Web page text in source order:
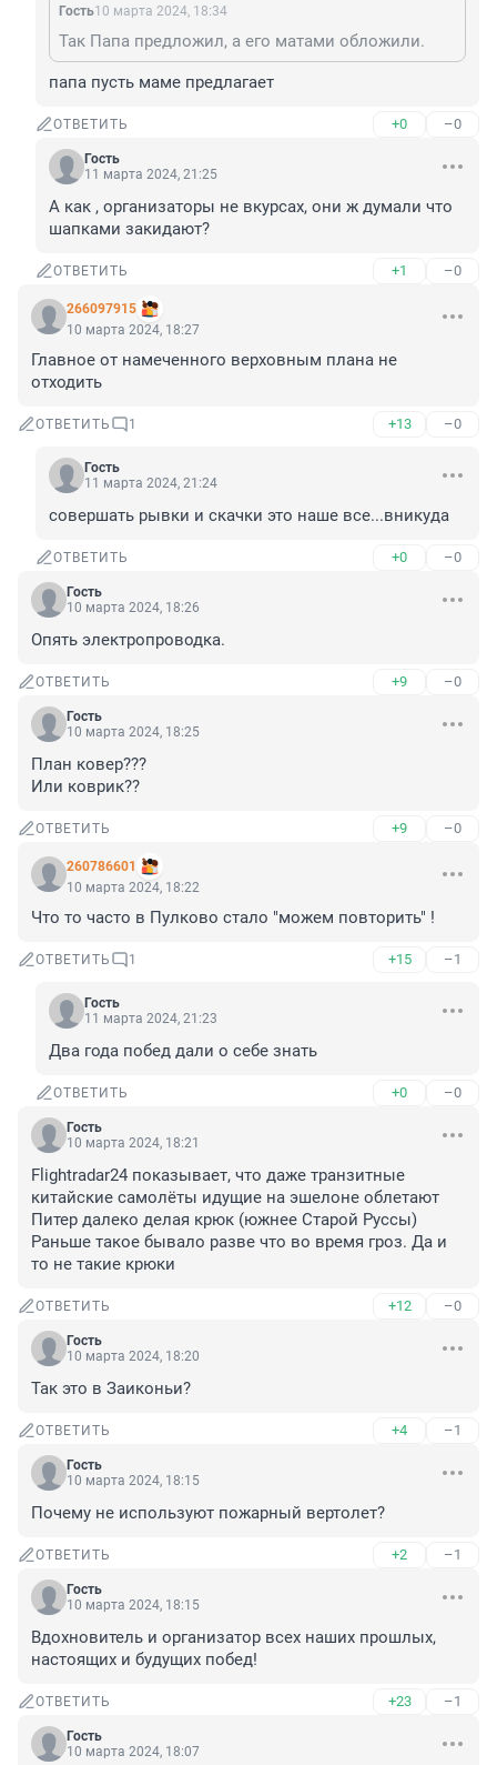
Гость10 марта 2024, 18:34
Так Папа предложил, а его матами обложили.
папа пусть маме предлагает
ОТВЕТИТЬ +0 –0
Гость
11 марта 2024, 21:25
А как , организаторы не вкурсах, они ж думали что
шапками закидают?
ОТВЕТИТЬ +1 –0
266097915
10 марта 2024, 18:27
Главное от намеченного верховным плана не
отходить
ОТВЕТИТЬ 1 +13 –0
Гость
11 марта 2024, 21:24
совершать рывки и скачки это наше все...вникуда
ОТВЕТИТЬ +0 –0
Гость
10 марта 2024, 18:26
Опять электропроводка.
ОТВЕТИТЬ +9 –0
Гость
10 марта 2024, 18:25
План ковер???
Или коврик??
ОТВЕТИТЬ +9 –0
260786601
10 марта 2024, 18:22
Что то часто в Пулково стало "можем повторить" !
ОТВЕТИТЬ 1 +15 –1
Гость
11 марта 2024, 21:23
Два года побед дали о себе знать
ОТВЕТИТЬ +0 –0
Гость
10 марта 2024, 18:21
Flightradar24 показывает, что даже транзитные
китайские самолёты идущие на эшелоне облетают
Питер далеко делая крюк (южнее Старой Руссы)
Раньше такое бывало разве что во время гроз. Да и
то не такие крюки
ОТВЕТИТЬ +12 –0
Гость
10 марта 2024, 18:20
Так это в Заиконьи?
ОТВЕТИТЬ +4 –1
Гость
10 марта 2024, 18:15
Почему не используют пожарный вертолет?
ОТВЕТИТЬ +2 –1
Гость
10 марта 2024, 18:15
Вдохновитель и организатор всех наших прошлых,
настоящих и будущих побед!
ОТВЕТИТЬ +23 –1
Гость
10 марта 2024, 18:07